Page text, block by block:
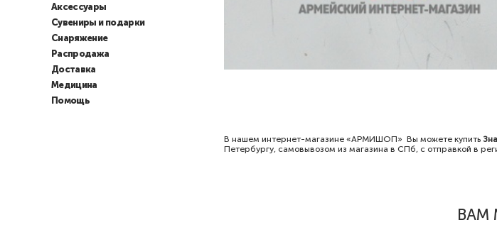
Аксессуары
Сувениры и подарки
Снаряжение
Распродажа
Доставка
Медицина
Помощь
В нашем интернет-магазине «АРМИШОП» Вы можете купить
Петербургу, самовывозом из магазина в СПб, с отправкой в
ВАМ